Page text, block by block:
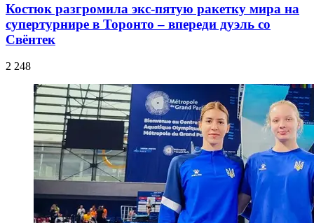
Костюк разгромила экс-пятую ракетку мира на
супертурнире в Торонто – впереди дуэль со
Свёнтек
2 248